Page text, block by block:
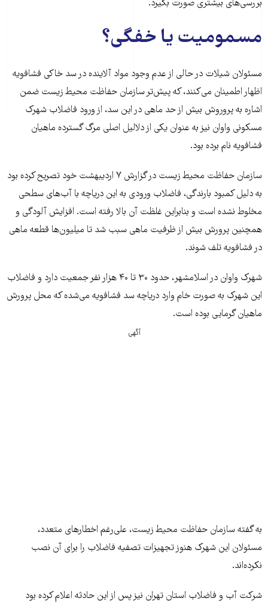
بررسی‌های بیشتری صورت بگیرد.
مسمومیت یا خفگی؟
مسئولان شیلات در حالی از عدم وجود مواد آلاینده در سد خاکی فشافویه
اظهار اطمینان می‌کنند، که پیش‌تر سازمان حفاظت محیط زیست ضمن
اشاره به پروروش بیش از حد ماهی در این سد، از ورود فاضلاب شهرک
مسکونی واوان نیز به عنوان یکی از دلالیل اصلی مرگ گسترده ماهیان
فشافویه نام برده بود.
سازمان حفاظت محیط زیست در گزارش ۷ اردیبهشت خود تصریح کرده بود
به دلیل کمبود بارندگی، فاضلاب ورودی به این دریاچه با آب‌های سطحی
مخلوط نشده است و بنابراین غلظت آن بالا رفته است. افزایش آلودگی و
همچنین پرورش بیش از ظرفیت ماهی سبب شد تا میلیون‌ها قطعه ماهی
در فشافویه تلف شوند.
شهرک واوان در اسلامشهر، حدود ۳۰ تا ۴۰ هزار نفر جمعیت دارد و فاضلاب
این شهرک به صورت خام وارد دریاچه سد فشافویه می‌شده که محل پرورش
ماهیان گرمایی بوده است.
آگهی
به گفته سازمان حفاظت محیط زیست، علی‌رغم اخطارهای متعدد،
مسئولان این شهرک هنوز تجهیزات تصفیه فاضلاب را برای آن نصب
نکرده‌اند.
شرکت آب و فاضلاب استان تهران نیز پس از این حادثه اعلام کرده بود